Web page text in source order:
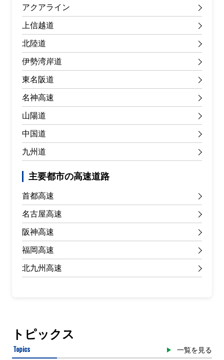
アクアライン
上信越道
北陸道
伊勢湾岸道
東名阪道
名神高速
山陽道
中国道
九州道
主要都市の高速道路
首都高速
名古屋高速
阪神高速
福岡高速
北九州高速
トピックス
Topics 一覧を見る